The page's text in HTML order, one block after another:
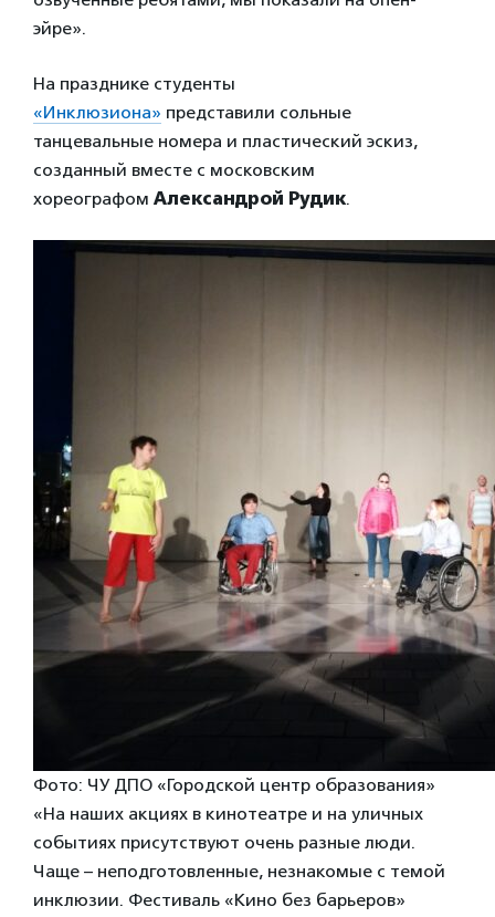
эйре».
На празднике студенты
«Инклюзиона» представили сольные
танцевальные номера и пластический эскиз,
созданный вместе с московским
хореографом Александрой Рудик.
Фото: ЧУ ДПО «Городской центр образования»
«На наших акциях в кинотеатре и на уличных
событиях присутствуют очень разные люди.
Чаще – неподготовленные, незнакомые с темой
инклюзии. Фестиваль «Кино без барьеров»